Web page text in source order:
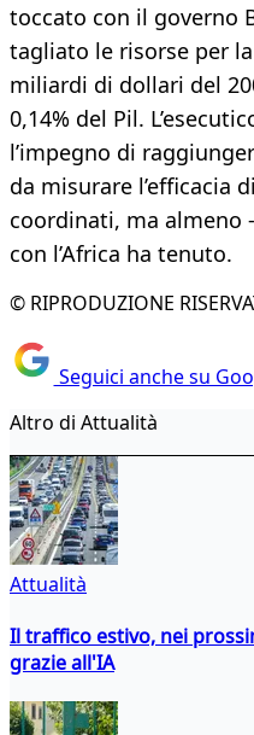
toccato con il governo
tagliato le risorse per
miliardi di dollari del
0,14% del Pil.
l’impegno di
da misurare l’efficacia
coordinati, ma almeno
con l’Africa ha tenuto.
© RIPRODUZIONE
Seguici anche su
Altro di Attualità
Attualità
Il traffico estivo, nei
grazie all'IA